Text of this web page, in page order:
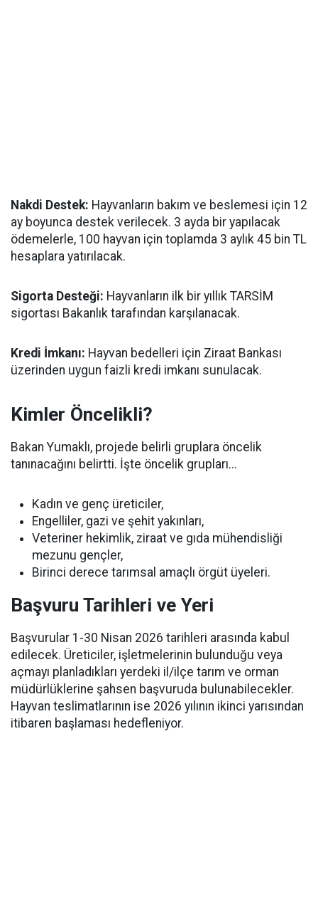
Nakdi Destek: Hayvanların bakım ve beslemesi için 12
ay boyunca destek verilecek. 3 ayda bir yapılacak
ödemelerle, 100 hayvan için toplamda 3 aylık 45 bin TL
hesaplara yatırılacak.
Sigorta Desteği: Hayvanların ilk bir yıllık TARSİM
sigortası Bakanlık tarafından karşılanacak.
Kredi İmkanı: Hayvan bedelleri için Ziraat Bankası
üzerinden uygun faizli kredi imkanı sunulacak.
Kimler Öncelikli?
Bakan Yumaklı, projede belirli gruplara öncelik
tanınacağını belirtti. İşte öncelik grupları...
Kadın ve genç üreticiler,
Engelliler, gazi ve şehit yakınları,
Veteriner hekimlik, ziraat ve gıda mühendisliği
mezunu gençler,
Birinci derece tarımsal amaçlı örgüt üyeleri.
Başvuru Tarihleri ve Yeri
Başvurular 1-30 Nisan 2026 tarihleri arasında kabul
edilecek. Üreticiler, işletmelerinin bulunduğu veya
açmayı planladıkları yerdeki il/ilçe tarım ve orman
müdürlüklerine şahsen başvuruda bulunabilecekler.
Hayvan teslimatlarının ise 2026 yılının ikinci yarısından
itibaren başlaması hedefleniyor.